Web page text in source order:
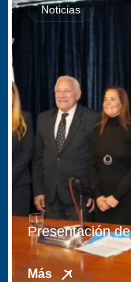
Noticias
Presentación
Más